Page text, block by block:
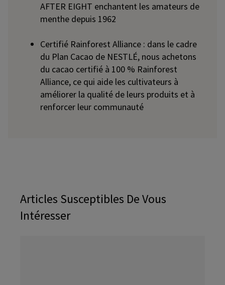
AFTER EIGHT enchantent les amateurs de
menthe depuis 1962
Certifié Rainforest Alliance : dans le cadre
du Plan Cacao de NESTLÉ, nous achetons
du cacao certifié à 100 % Rainforest
Alliance, ce qui aide les cultivateurs à
améliorer la qualité de leurs produits et à
renforcer leur communauté
Articles Susceptibles De Vous
Intéresser